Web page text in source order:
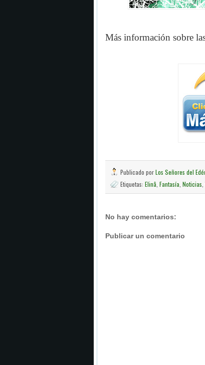
Más información sobre
Publicado porLos Señores del
Etiquetas: Elinâ Fantasía Noticias
No hay comentarios:
Publicar un comentario